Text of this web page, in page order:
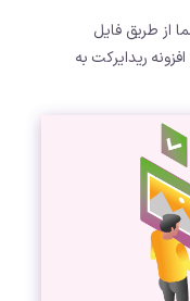
از طریق فایل
افزونه ریدایرکت به